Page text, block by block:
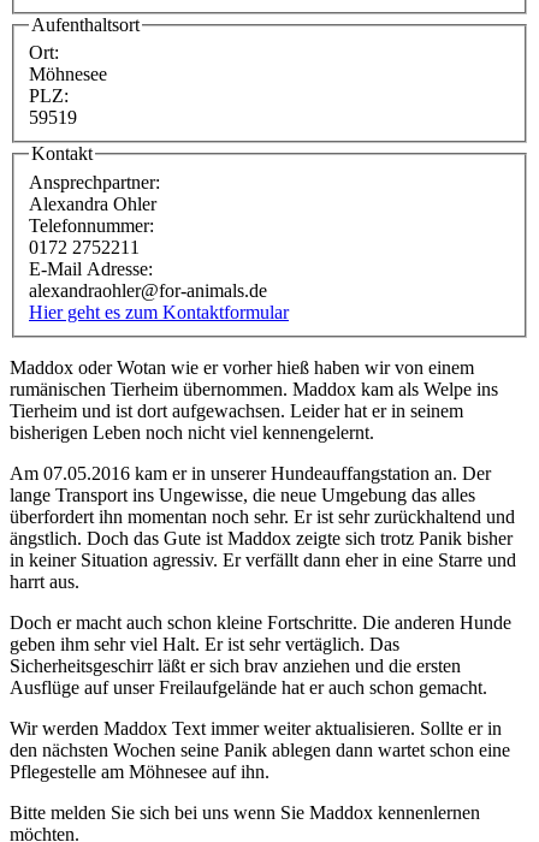
Aufenthaltsort
Ort:
Möhnesee
PLZ:
59519
Kontakt
Ansprechpartner:
Alexandra Ohler
Telefonnummer:
0172 2752211
E-Mail Adresse:
alexandraohler@for-animals.de
Hier geht es zum Kontaktformular
Maddox oder Wotan wie er vorher hieß haben wir von einem
rumänischen Tierheim übernommen. Maddox kam als Welpe ins
Tierheim und ist dort aufgewachsen. Leider hat er in seinem
bisherigen Leben noch nicht viel kennengelernt.
Am 07.05.2016 kam er in unserer Hundeauffangstation an. Der
lange Transport ins Ungewisse, die neue Umgebung das alles
überfordert ihn momentan noch sehr. Er ist sehr zurückhaltend und
ängstlich. Doch das Gute ist Maddox zeigte sich trotz Panik bisher
in keiner Situation agressiv. Er verfällt dann eher in eine Starre und
harrt aus.
Doch er macht auch schon kleine Fortschritte. Die anderen Hunde
geben ihm sehr viel Halt. Er ist sehr vertäglich. Das
Sicherheitsgeschirr läßt er sich brav anziehen und die ersten
Ausflüge auf unser Freilaufgelände hat er auch schon gemacht.
Wir werden Maddox Text immer weiter aktualisieren. Sollte er in
den nächsten Wochen seine Panik ablegen dann wartet schon eine
Pflegestelle am Möhnesee auf ihn.
Bitte melden Sie sich bei uns wenn Sie Maddox kennenlernen
möchten.